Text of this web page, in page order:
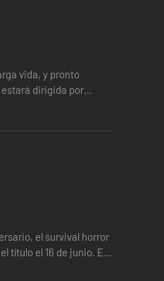
El superviviente
vida, y pronto
dirigida por
el survival horror
título el 16 de junio. El